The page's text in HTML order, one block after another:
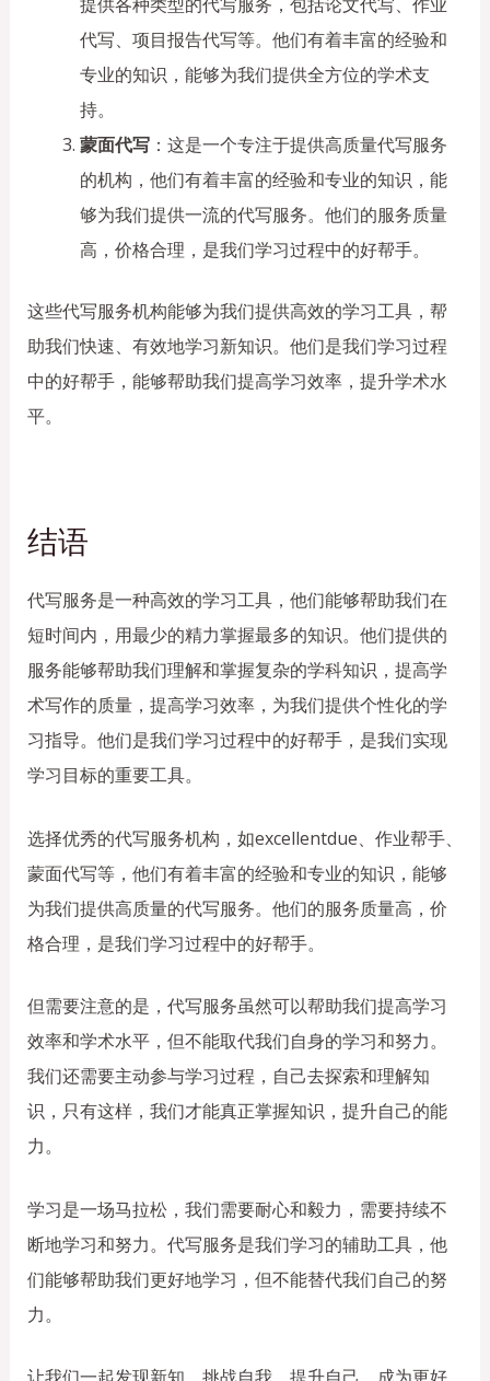
代写、项目报告代写等。他们有着丰富的经验和
专业的知识，能够为我们提供全方位的学术支
持。
蒙面代写：这是一个专注于提供高质量代写服务
的机构，他们有着丰富的经验和专业的知识，能
够为我们提供一流的代写服务。他们的服务质量
高，价格合理，是我们学习过程中的好帮手。
这些代写服务机构能够为我们提供高效的学习工具，帮
助我们快速、有效地学习新知识。他们是我们学习过程
中的好帮手，能够帮助我们提高学习效率，提升学术水
平。
结语
代写服务是一种高效的学习工具，他们能够帮助我们在
短时间内，用最少的精力掌握最多的知识。他们提供的
服务能够帮助我们理解和掌握复杂的学科知识，提高学
术写作的质量，提高学习效率，为我们提供个性化的学
习指导。他们是我们学习过程中的好帮手，是我们实现
学习目标的重要工具。
选择优秀的代写服务机构，如excellentdue、作业帮手、
蒙面代写等，他们有着丰富的经验和专业的知识，能够
为我们提供高质量的代写服务。他们的服务质量高，价
格合理，是我们学习过程中的好帮手。
但需要注意的是，代写服务虽然可以帮助我们提高学习
效率和学术水平，但不能取代我们自身的学习和努力。
我们还需要主动参与学习过程，自己去探索和理解知
识，只有这样，我们才能真正掌握知识，提升自己的能
力。
学习是一场马拉松，我们需要耐心和毅力，需要持续不
断地学习和努力。代写服务是我们学习的辅助工具，他
们能够帮助我们更好地学习，但不能替代我们自己的努
力。